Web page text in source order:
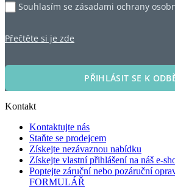
Souhlasím se zásadami ochrany
Přečtěte si je zde
PŘIHLÁSIT SE K
Kontakt
Kontaktujte nás
Staňte se prodejcem
Získejte nezávaznou nabídku
Získejte vlastní přihlášení na náš e-
Poptejte záruční nebo pozáruční
FORMULÁŘ